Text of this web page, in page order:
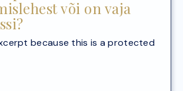
või on vaja
because this is a protected